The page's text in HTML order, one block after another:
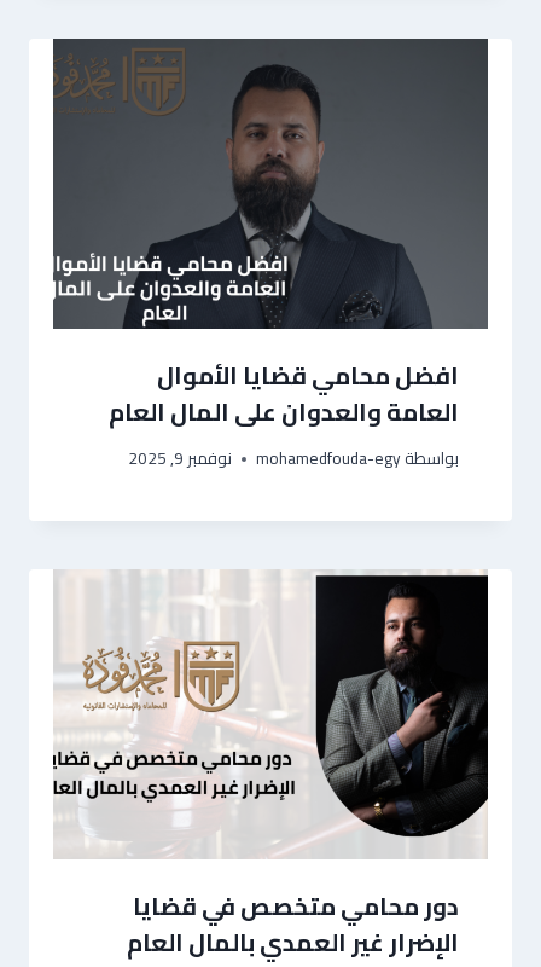
افضل محامي قضايا الأموال
العامة والعدوان على المال العام
بواسطةmohamedfouda-egy نوفمبر 9, 2025
دور محامي متخصص في قضايا
الإضرار غير العمدي بالمال العام